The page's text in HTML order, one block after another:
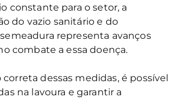
constante para o setor, a
do vazio sanitário e do
representa avanços
combate a essa doença.
dessas medidas, é possível
na lavoura e garantir a